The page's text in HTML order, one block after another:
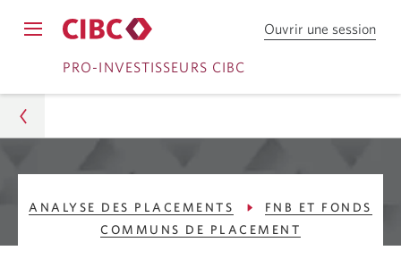
Passer
à
Passer
au
navigationPRO-INVESTISSEURS CIBC
Ouvrir une session
en
C
C.
Pro-Investisseurs CIBC
Conseils
ANALYSE DES PLACEMENTS
FNB ET FONDS
COMMUNS DE PLACEMENT